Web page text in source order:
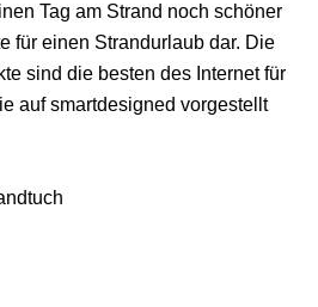
Tag am Strand noch schöner
für einen Strandurlaub dar. Die
sind die besten des Internet für
auf smartdesigned vorgestellt